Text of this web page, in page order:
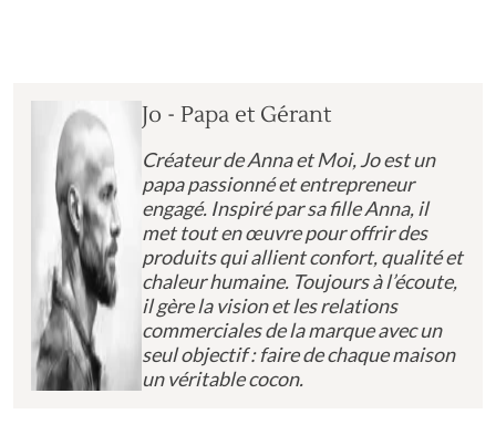
Jo - Papa et Gérant
Créateur de Anna et Moi, Jo est un
papa passionné et entrepreneur
engagé. Inspiré par sa fille Anna, il
met tout en œuvre pour offrir des
produits qui allient confort, qualité et
chaleur humaine. Toujours à l’écoute,
il gère la vision et les relations
commerciales de la marque avec un
seul objectif : faire de chaque maison
un véritable cocon.